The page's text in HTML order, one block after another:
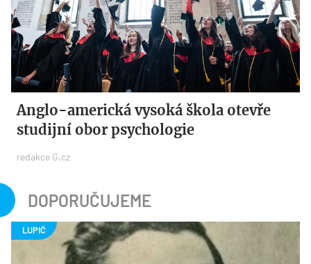
Anglo-americká vysoká škola otevře
studijní obor psychologie
redakce G.cz
DOPORUČUJEME